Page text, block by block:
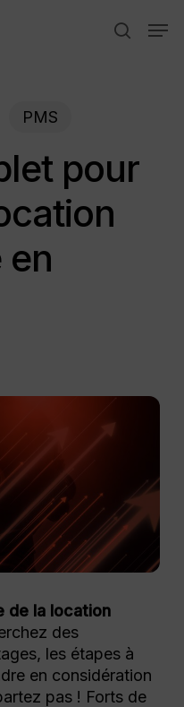
search
PMS
pour
en
de la location
des
les étapes à
en considération
pas ! Forts de